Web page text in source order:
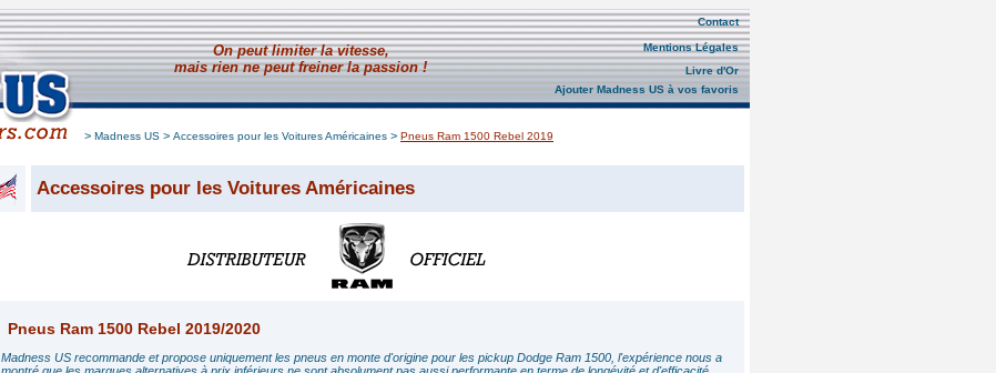
On peut limiter la vitesse,
mais rien ne peut freiner la passion !
Contact
Mentions Légales
Livre d'Or
Ajouter Madness US à vos favoris
> Madness US > Accessoires pour les Voitures Américaines > Pneus Ram 1500 Rebel 2019
Accessoires pour les Voitures Américaines
Pneus Ram 1500 Rebel 2019/2020
Madness US recommande et propose uniquement les pneus en monte d'origine pour les pickup Dodge Ram 1500, l'expérience nous a